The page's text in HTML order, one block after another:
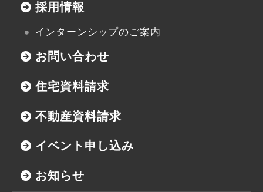
採用情報
インターンシップのご案内
お問い合わせ
住宅資料請求
不動産資料請求
イベント申し込み
お知らせ